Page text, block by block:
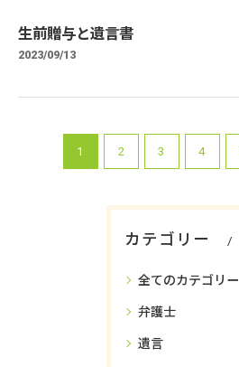
生前贈与と遺言書
2023/09/13
1 2 3 4
カテゴリー
全てのカテゴリー
弁護士
遺言